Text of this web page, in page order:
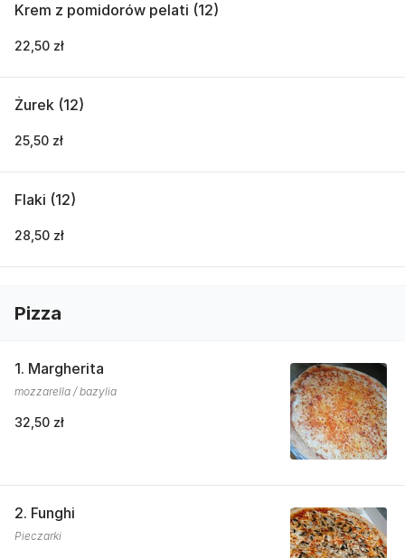
Krem z pomidorów pelati (12)
22,50 zł
Żurek (12)
25,50 zł
Flaki (12)
28,50 zł
Pizza
1. Margherita
mozzarella / bazylia
32,50 zł
2. Funghi
Pieczarki